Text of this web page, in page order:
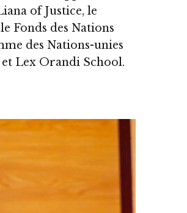
of Justice, le
Fonds des Nations
des Nations-unies
Lex Orandi School.